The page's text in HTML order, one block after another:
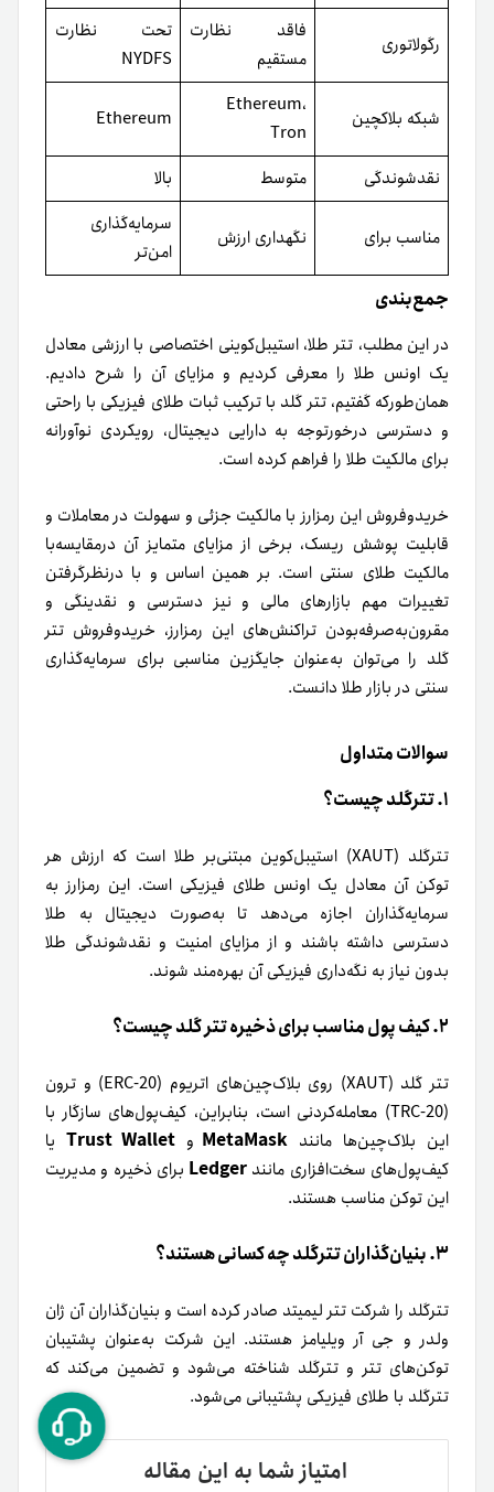
رگولاتوری
فاقد نظارت
مستقیم
تحت نظارت
NYDFS
شبکه بلاکچین
Ethereum،
Tron
Ethereum
نقدشوندگی متوسط بالا
مناسب برای نگهداری ارزش
سرمایه‌گذاری
امن‌تر
جمع‌بندی
در این مطلب، تتر طلا، استیبل‌کوینی اختصاصی با ارزشی معادل
یک اونس طلا را معرفی کردیم و مزایای آن را شرح دادیم.
همان‌طور‌که گفتیم، تتر گلد با ترکیب ثبات طلای فیزیکی با راحتی
و دسترسی درخورتوجه به دارایی دیجیتال، رویکردی نوآورانه
برای مالکیت طلا را فراهم کرده است.
خریدوفروش این رمزارز با مالکیت جزئی و سهولت در معاملات و
قابلیت پوشش ریسک، برخی از مزایای متمایز آن درمقایسه‌با
مالکیت طلای سنتی است. بر همین اساس و با در‌نظر‌گرفتن
تغییرات مهم بازارهای مالی و نیز دسترسی و نقدینگی و
مقرون‌به‌صرفه‌بودن تراکنش‌های این رمزارز، خرید‌و‌فروش تتر
گلد را می‌توان به‌عنوان جایگزین مناسبی برای سرمایه‌گذاری
سنتی در بازار طلا دانست.
سوالات متداول
۱. تترگلد چیست؟
تترگلد (XAUT) استیبل‌کوین مبتنی‌بر طلا است که ارزش هر
توکن آن معادل یک اونس طلای فیزیکی است. این رمزارز به
سرمایه‌گذاران اجازه می‌دهد تا به‌صورت دیجیتال به طلا
دسترسی داشته باشند و از مزایای امنیت و نقدشوندگی طلا
بدون نیاز به نگه‌داری فیزیکی آن بهره‌مند شوند.
۲. کیف پول مناسب برای ذخیره تتر گلد چیست؟
تتر گلد (XAUT) روی بلاک‌‌چین‌های اتریوم (ERC-20) و ترون
(TRC-20) معامله‌کردنی است، بنابراین، کیف‌پول‌های سازگار با
این بلاک‌‌چین‌ها مانند MetaMask وTrust Wallet یا
کیف‌پول‌های سخت‌افزاری مانند Ledger برای ذخیره و مدیریت
این توکن مناسب هستند.
۳. بنیان‌گذاران تترگلد چه کسانی هستند؟
تترگلد را شرکت تتر لیمیتد صادر کرده است و بنیان‌گذاران آن ژان
ولدر و جی آر ویلیامز هستند. این شرکت به‌عنوان پشتیبان
توکن‌های تتر و تترگلد شناخته می‌شود و تضمین می‌کند که
تترگلد با طلای فیزیکی پشتیبانی می‌شود.
امتیاز شما به این مقاله